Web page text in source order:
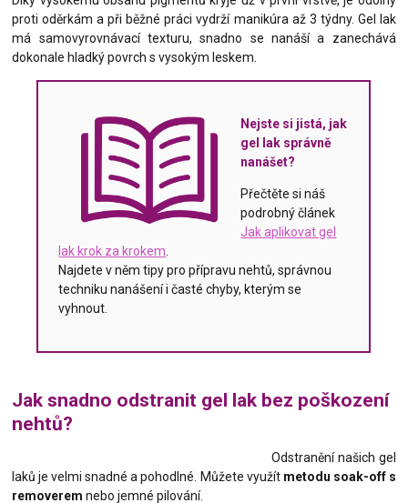
proti oděrkám a při běžné práci vydrží manikúra až 3 týdny. Gel lak
má samovyrovnávací texturu, snadno se nanáší a zanechává
dokonale hladký povrch s vysokým leskem.
Nejste si jistá, jak
gel lak správně
nanášet?
Přečtěte si náš
podrobný článek
Jak aplikovat gel
lak krok za krokem.
Najdete v něm tipy pro přípravu nehtů, správnou
techniku nanášení i časté chyby, kterým se
vyhnout.
Jak snadno odstranit gel lak bez poškození
nehtů?
Odstranění našich gel
laků je velmi snadné a pohodlné. Můžete využít metodu soak-off s
removerem nebo jemné pilování.